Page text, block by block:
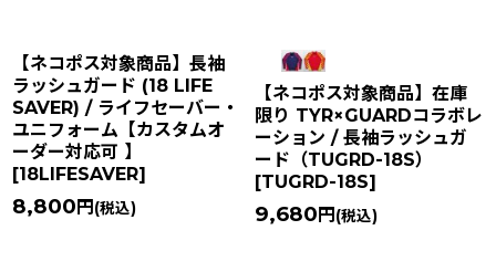
【ネコポス対象商品】長袖
ラッシュガード (18 LIFE
SAVER) / ライフセーバー・
ユニフォーム【カスタムオ
ーダー対応可 】
[18LIFESAVER]
8,800 円 (税込)
【ネコポス対象商品】在庫
限り TYR×GUARDコラボレ
ーション / 長袖ラッシュガ
ード（TUGRD-18S）
[TUGRD-18S]
9,680 円 (税込)